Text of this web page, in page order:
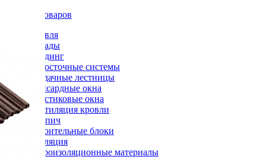
Каталог товаров
Кровля
Фасады
Сайдинг
Водосточные системы
Чердачные лестницы
Мансардные окна
Пластиковые окна
Вентиляция кровли
Кирпич
Строительные блоки
Изоляция
Гидроизоляционные материалы